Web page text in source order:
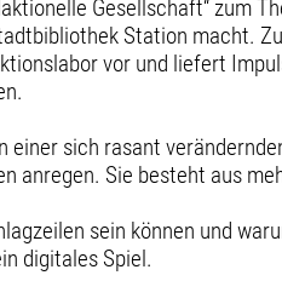
Gesellschaft“ zum
Station macht.
vor und liefert
sich rasant
anregen. Sie besteht aus
sein können und
digitales Spiel.